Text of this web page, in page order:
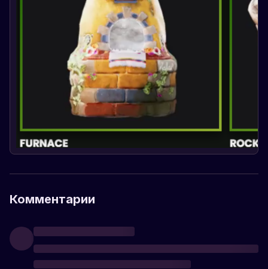
Комментарии